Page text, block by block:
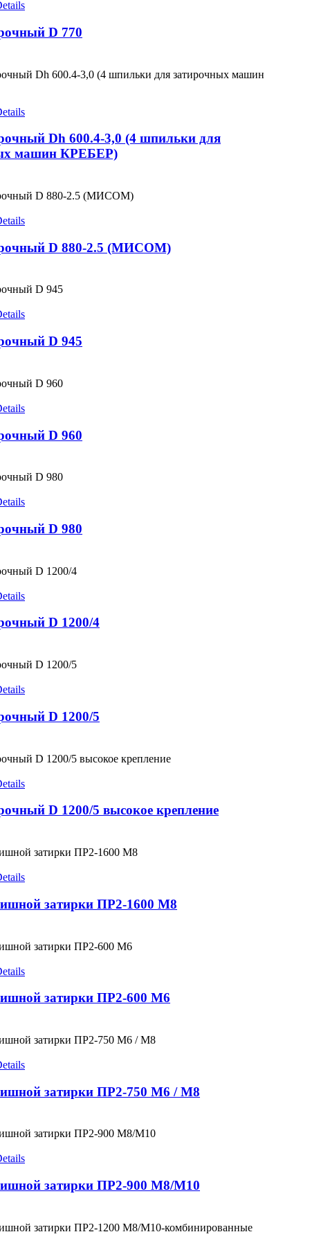
D 770
Dh 600.4-3,0 (4 шпильки для
машин КРЕБЕР)
D 880-2.5 (МИСОМ)
D 945
D 960
D 980
D 1200/4
D 1200/5
D 1200/5 высокое крепление
затирки ПР2-1600 М8
затирки ПР2-600 М6
затирки ПР2-750 М6 / М8
затирки ПР2-900 М8/М10